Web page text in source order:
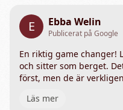
E Ebba Welin
Publicerat på Google
En riktig game changer!
och sitter som berget.
först, men de är
Läs mer